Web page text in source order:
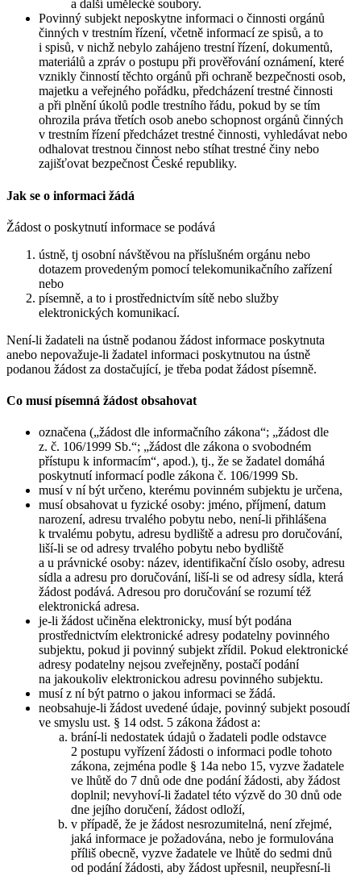
a další umělecké soubory.
Povinný subjekt neposkytne informaci o činnosti orgánů
činných v trestním řízení, včetně informací ze spisů, a to
i spisů, v nichž nebylo zahájeno trestní řízení, dokumentů,
materiálů a zpráv o postupu při prověřování oznámení, které
vznikly činností těchto orgánů při ochraně bezpečnosti osob,
majetku a veřejného pořádku, předcházení trestné činnosti
a při plnění úkolů podle trestního řádu, pokud by se tím
ohrozila práva třetích osob anebo schopnost orgánů činných
v trestním řízení předcházet trestné činnosti, vyhledávat nebo
odhalovat trestnou činnost nebo stíhat trestné činy nebo
zajišťovat bezpečnost České republiky.
Jak se o informaci žádá
Žádost o poskytnutí informace se podává
ústně, tj osobní návštěvou na příslušném orgánu nebo
dotazem provedeným pomocí telekomunikačního zařízení
nebo
písemně, a to i prostřednictvím sítě nebo služby
elektronických komunikací.
Není-li žadateli na ústně podanou žádost informace poskytnuta
anebo nepovažuje-li žadatel informaci poskytnutou na ústně
podanou žádost za dostačující, je třeba podat žádost písemně.
Co musí písemná žádost obsahovat
označena („žádost dle informačního zákona“; „žádost dle
z. č. 106/1999 Sb.“; „žádost dle zákona o svobodném
přístupu k informacím“, apod.), tj., že se žadatel domáhá
poskytnutí informací podle zákona č. 106/1999 Sb.
musí v ní být určeno, kterému povinném subjektu je určena,
musí obsahovat u fyzické osoby: jméno, příjmení, datum
narození, adresu trvalého pobytu nebo, není-li přihlášena
k trvalému pobytu, adresu bydliště a adresu pro doručování,
liší-li se od adresy trvalého pobytu nebo bydliště
a u právnické osoby: název, identifikační číslo osoby, adresu
sídla a adresu pro doručování, liší-li se od adresy sídla, která
žádost podává. Adresou pro doručování se rozumí též
elektronická adresa.
je-li žádost učiněna elektronicky, musí být podána
prostřednictvím elektronické adresy podatelny povinného
subjektu, pokud ji povinný subjekt zřídil. Pokud elektronické
adresy podatelny nejsou zveřejněny, postačí podání
na jakoukoliv elektronickou adresu povinného subjektu.
musí z ní být patrno o jakou informaci se žádá.
neobsahuje-li žádost uvedené údaje, povinný subjekt posoudí
ve smyslu ust. § 14 odst. 5 zákona žádost a:
brání-li nedostatek údajů o žadateli podle odstavce
2 postupu vyřízení žádosti o informaci podle tohoto
zákona, zejména podle § 14a nebo 15, vyzve žadatele
ve lhůtě do 7 dnů ode dne podání žádosti, aby žádost
doplnil; nevyhoví-li žadatel této výzvě do 30 dnů ode
dne jejího doručení, žádost odloží,
v případě, že je žádost nesrozumitelná, není zřejmé,
jaká informace je požadována, nebo je formulována
příliš obecně, vyzve žadatele ve lhůtě do sedmi dnů
od podání žádosti, aby žádost upřesnil, neupřesní-li